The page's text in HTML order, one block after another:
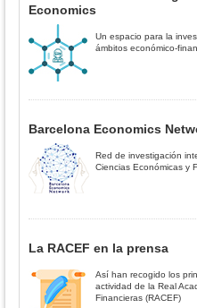
Economics
Un espacio para la
ámbitos económico-
Barcelona Economics
Red de investigación
Ciencias Económicas y
La RACEF en la prensa
Así han recogido los
actividad de la Real
Financieras (RACEF)